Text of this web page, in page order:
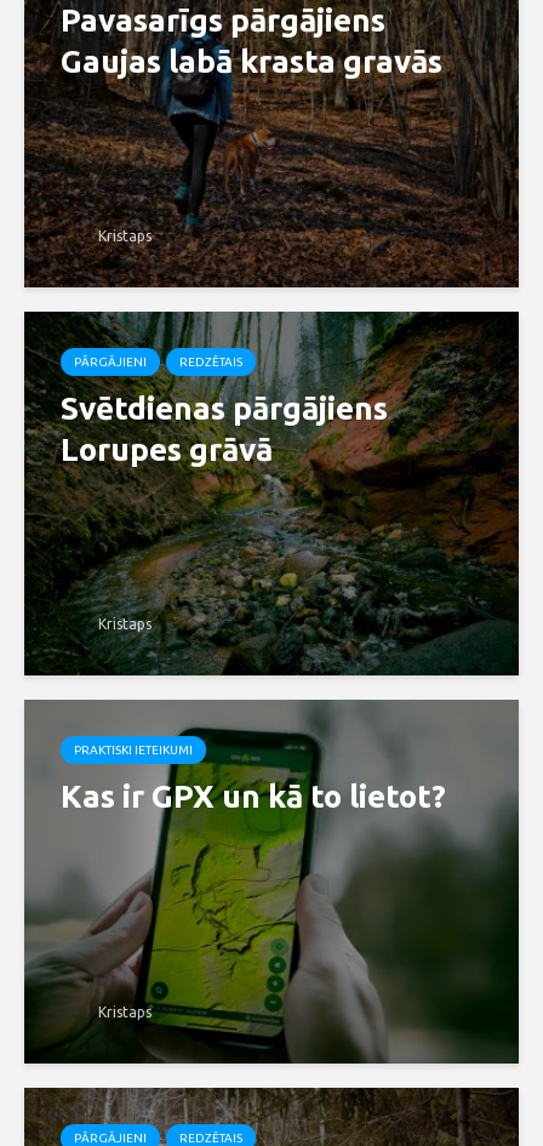
Pavasarīgs pārgājiens
Gaujas labā krasta gravās
Kristaps
PĀRGĀJIENI REDZĒTAIS
Svētdienas pārgājiens
Lorupes grāvā
Kristaps
PRAKTISKI IETEIKUMI
Kas ir GPX un kā to lietot?
Kristaps
PĀRGĀJIENI REDZĒTAIS